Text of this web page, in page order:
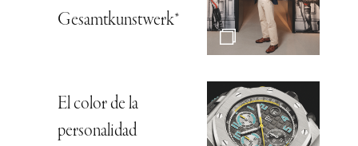
Gesamtkunstwerk*
El color de la
personalidad